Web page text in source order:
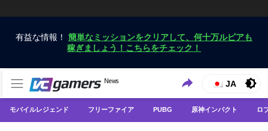
有益な情報！ 簡単なミッションをクリアして、何十万ルピアも
稼ぎましょう！こちらをチェック！
VCGamers ニュース
News
VCGamersだけで最新のゲームニュースを入手
JA
モバイルレジェンド フリーファイア PUBG 原神インパクト ロ